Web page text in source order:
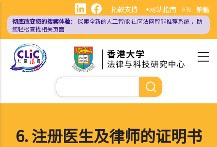
主
EN 繁體
捐款支持 +网站指南
彻底改变您的搜索体验： 探索全新的人工智能社区法网智能推荐系统 ，助
您轻松查找相关页面
搜
索
6. 注册医生及律师的证明书